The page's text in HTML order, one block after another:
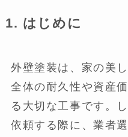
1. はじめに
外壁塗装は、家の美
全体の耐久性や資産
る大切な工事です。
依頼する際に、業者